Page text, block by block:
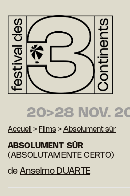
20>28 NOV.
Accueil > Films > Absolument sûr
ABSOLUMENT SÛR
(ABSOLUTAMENTE CERTO)
de Anselmo DUARTE